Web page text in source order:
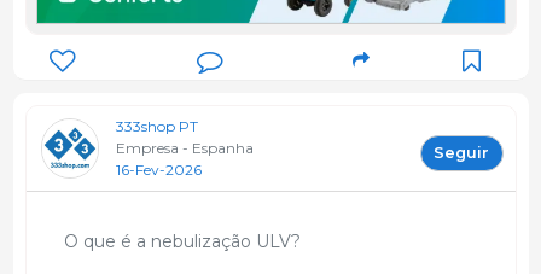
333shop PT
Empresa - Espanha
16-Fev-2026
Seguir
O que é a nebulização ULV?